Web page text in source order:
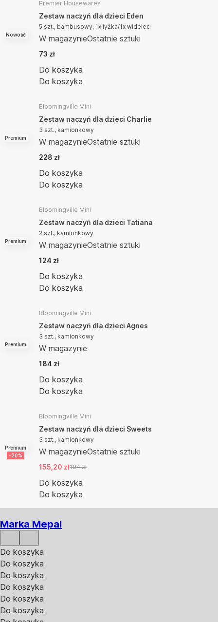
Nowość
Premier Housewares
Zestaw naczyń dla dzieci Eden
5 szt., bambusowy, 1x łyżka/1x widelec
W magazynieOstatnie sztuki
73 zł
Do koszyka
Do koszyka
Premium
Bloomingville Mini
Zestaw naczyń dla dzieci Charlie
3 szt., kamionkowy
W magazynieOstatnie sztuki
228 zł
Do koszyka
Do koszyka
Premium
Bloomingville Mini
Zestaw naczyń dla dzieci Tatiana
2 szt., kamionkowy
W magazynieOstatnie sztuki
124 zł
Do koszyka
Do koszyka
Premium
Bloomingville Mini
Zestaw naczyń dla dzieci Agnes
3 szt., kamionkowy
W magazynie
184 zł
Do koszyka
Do koszyka
Premium
-20%
Bloomingville Mini
Zestaw naczyń dla dzieci Sweets
3 szt., kamionkowy
W magazynieOstatnie sztuki
155,20 zł194 zł
Do koszyka
Do koszyka
Marka Mepal
Do koszyka
Do koszyka
Do koszyka
Do koszyka
Do koszyka
Do koszyka